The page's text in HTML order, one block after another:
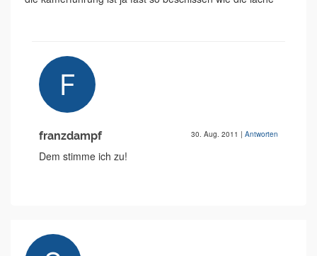
franzdampf 30. Aug. 2011 | Antworten
Dem stimme ich zu!